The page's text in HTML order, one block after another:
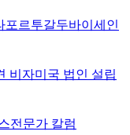
포르투갈두바이 세인
비자미국 법인 설립
전문가 칼럼